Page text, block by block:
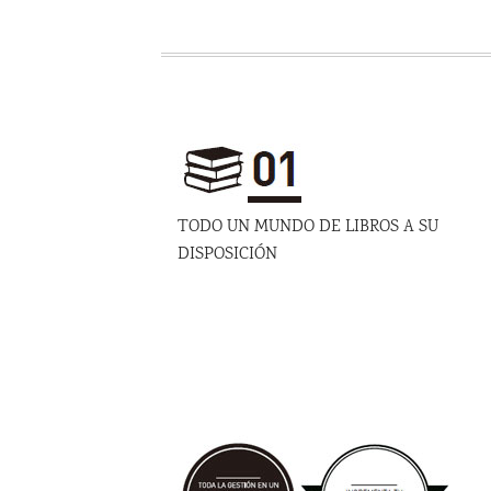
TODO UN MUNDO DE LIBROS A SU
DISPOSICIÓN